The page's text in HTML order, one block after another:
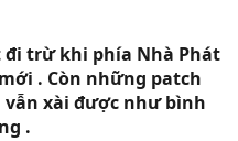
đi trừ khi phía Nhà Phát
. Còn những patch
vẫn xài được như bình
.